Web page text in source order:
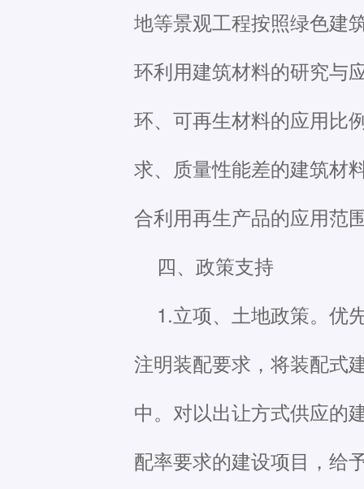
地等景观工程按照绿色建
环利用建筑材料的研究与
环、可再生材料的应用比
求、质量性能差的建筑材
合利用再生产品的应用范
四、政策支持
1.立项、土地政策。优
注明装配要求，将装配式
中。对以出让方式供应的
配率要求的建设项目，给